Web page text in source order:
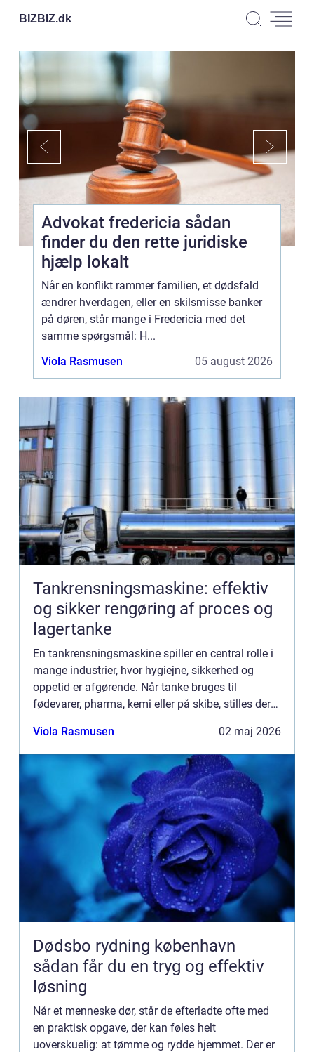
BIZBIZ.dk
Advokat fredericia sådan
finder du den rette juridiske
hjælp lokalt
Når en konflikt rammer familien, et dødsfald
ændrer hverdagen, eller en skilsmisse banker
på døren, står mange i Fredericia med det
samme spørgsmål: H...
Viola Rasmusen
05 august 2026
Tankrensningsmaskine: effektiv
og sikker rengøring af proces og
lagertanke
En tankrensningsmaskine spiller en central rolle i
mange industrier, hvor hygiejne, sikkerhed og
oppetid er afgørende. Når tanke bruges til
fødevarer, pharma, kemi eller på skibe, stilles der
Viola Rasmusen 02 maj 2026
Dødsbo rydning københavn
sådan får du en tryg og effektiv
løsning
Når et menneske dør, står de efterladte ofte med
en praktisk opgave, der kan føles helt
uoverskuelig: at tømme og rydde hjemmet. Der er